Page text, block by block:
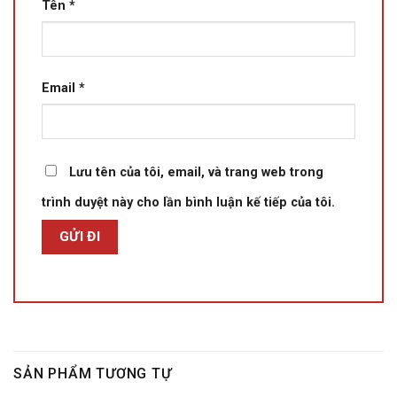
Tên *
Email *
Lưu tên của tôi, email, và trang web trong
trình duyệt này cho lần bình luận kế tiếp của tôi.
SẢN PHẨM TƯƠNG TỰ